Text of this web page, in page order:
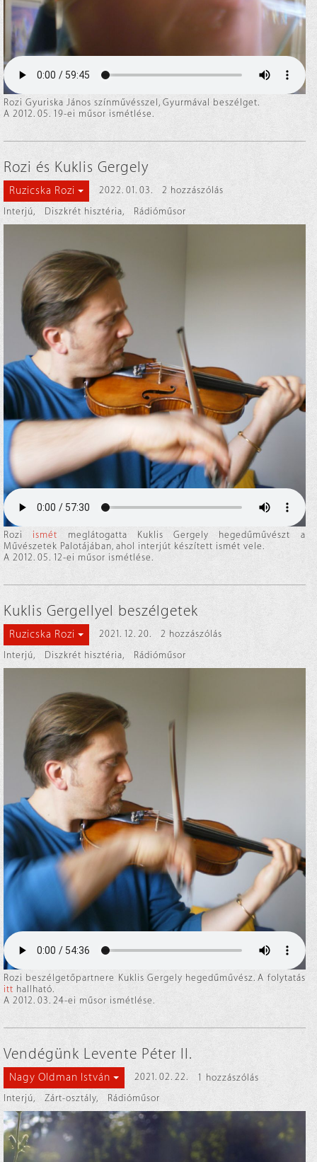
Rozi Gyuriska János színművésszel, Gyurmával beszélget.
A 2012. 05. 19-ei műsor ismétlése.
Rozi és Kuklis Gergely
Ruzicska Rozi 2022. 01. 03.
2 hozzászólás
Interjú, Diszkrét hisztéria, Rádióműsor
Rozi ismét meglátogatta Kuklis Gergely hegedűművészt a
Művészetek Palotájában, ahol interjút készített ismét vele.
A 2012. 05. 12-ei műsor ismétlése.
Kuklis Gergellyel beszélgetek
Ruzicska Rozi 2021. 12. 20.
2 hozzászólás
Interjú, Diszkrét hisztéria, Rádióműsor
Rozi beszélgetőpartnere Kuklis Gergely hegedűművész. A folytatás
itt hallható.
A 2012. 03. 24-ei műsor ismétlése.
Vendégünk Levente Péter II.
Nagy Oldman István 2021. 02. 22.
1 hozzászólás
Interjú, Zárt-osztály, Rádióműsor